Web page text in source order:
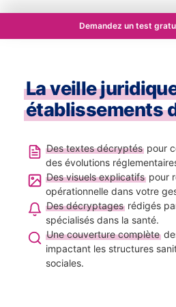
Demandez un test
La veille
établissements
Des textes décryptéspour
des évolutions
Des visuels explicatifspour
opérationnelle dans votre
Des décryptagesrédigés
spécialisés dans la santé.
Une couverture complète
impactant les structures
sociales.